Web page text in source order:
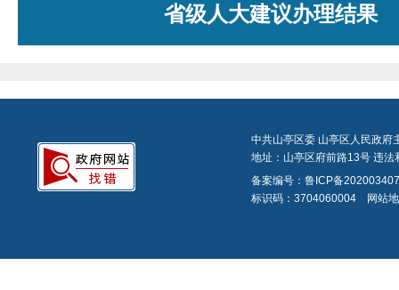
省级人大建议办理结果
中共山亭区委 山亭区人民政府
地址：山亭区府前路13号 违
备案编号： 鲁ICP备
标识码：3704060004 网站